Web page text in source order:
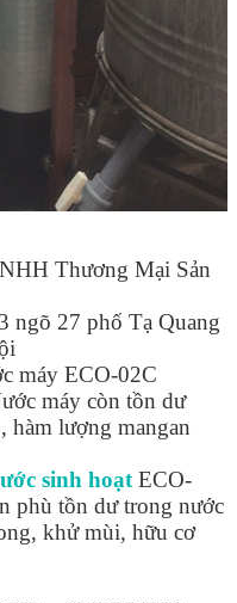
Thương Mại Sản
ngõ 27 phố Tạ Quang
máy ECO-02C
máy còn tồn dư
hàm lượng mangan
sinh hoạt ECO-
phù tồn dư trong nước
khử mùi, hữu cơ